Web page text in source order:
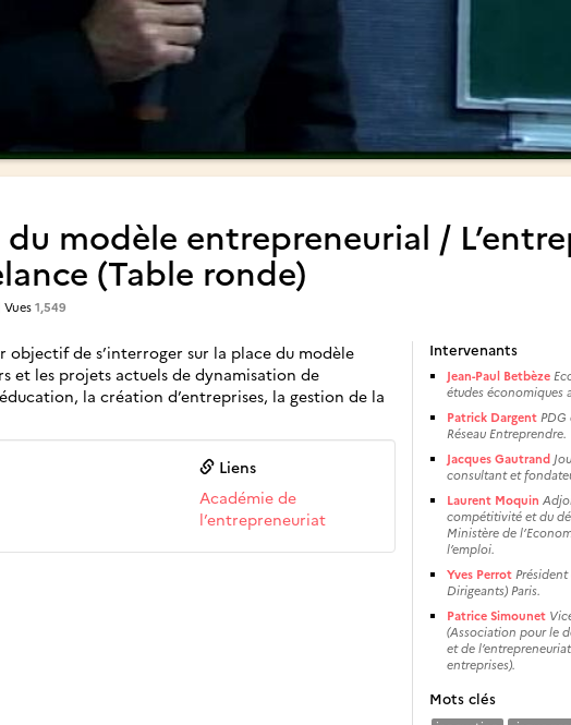
modèle entrepreneurial /
(Table ronde)
Vues1,549
objectif de s’interroger sur la place du modèle
et les projets actuels de dynamisation de
la création d’entreprises, la gestion de la
Liens
Académie de
l’entrepreneuriat
Intervenants
Jean-Paul Betbèze
études économiques
Patrick Dargent PDG
Réseau Entreprendre.
Jacques Gautrand
consultant et
Laurent Moquin
compétitivité et du
Ministère de
l’emploi.
Yves Perrot Président
Dirigeants) Paris.
Patrice Simounet
(Association pour le
et de
entreprises).
Mots clés